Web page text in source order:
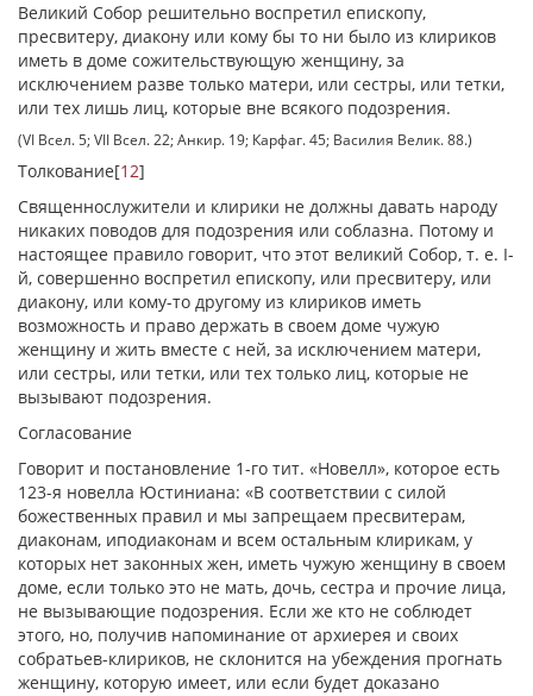
Великий Собор решительно воспретил епископу,
пресвитеру, диакону или кому бы то ни было из клириков
иметь в доме сожительствующую женщину, за
исключением разве только матери, или сестры, или тетки,
или тех лишь лиц, которые вне всякого подозрения.
(VI Всел. 5; VII Всел. 22; Анкир. 19; Карфаг. 45; Василия Велик. 88.)
Толкование[12]
Священнослужители и клирики не должны давать народу
никаких поводов для подозрения или соблазна. Потому и
настоящее правило говорит, что этот великий Собор, т. е. І-
й, совершенно воспретил епископу, или пресвитеру, или
диакону, или кому-то другому из клириков иметь
возможность и право держать в своем доме чужую
женщину и жить вместе с ней, за исключением матери,
или сестры, или тетки, или тех только лиц, которые не
вызывают подозрения.
Согласование
Говорит и постановление 1-го тит. «Новелл», которое есть
123-я новелла Юстиниана: «В соответствии с силой
божественных правил и мы запрещаем пресвитерам,
диаконам, иподиаконам и всем остальным клирикам, у
которых нет законных жен, иметь чужую женщину в своем
доме, если только это не мать, дочь, сестра и прочие лица,
не вызывающие подозрения. Если же кто не соблюдет
этого, но, получив напоминание от архиерея и своих
собратьев-клириков, не склонится на убеждения прогнать
женщину, которую имеет, или если будет доказано